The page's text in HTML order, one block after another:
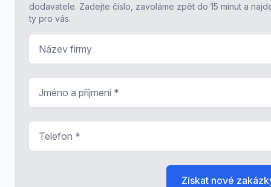
dodavatele. Zadejte číslo, zavoláme zpět do 15 minut a
ty pro vás.
Získat nové